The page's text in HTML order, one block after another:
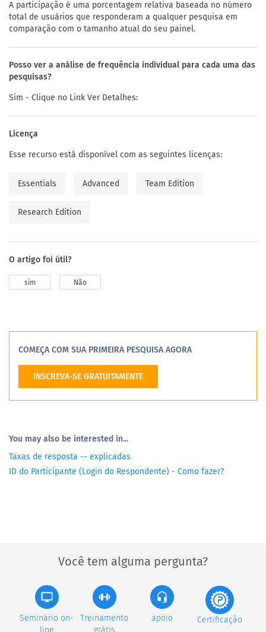
A participação é uma porcentagem relativa baseada no número
total de usuários que responderam a qualquer pesquisa em
comparação com o tamanho atual do seu painel.
Posso ver a análise de frequência individual para cada uma das
pesquisas?
Sim - Clique no Link Ver Detalhes:
Licença
Esse recurso está disponível com as seguintes licenças:
Essentials Advanced Team Edition
Research Edition
O artigo foi útil?
sim Não
COMEÇA COM SUA PRIMEIRA PESQUISA AGORA
INSCREVA-SE GRATUITAMENTE
You may also be interested in...
Taxas de resposta -- explicadas
ID do Participante (Login do Respondente) - Como fazer?
Você tem alguma pergunta?
Seminário on-
line
Treinamento
grátis
apoio Certificação